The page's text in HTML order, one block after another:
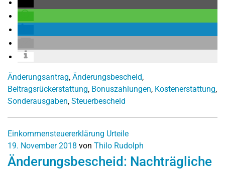
Änderungsantrag, Änderungsbescheid,
Beitragsrückerstattung, Bonuszahlungen, Kostenerstattung,
Sonderausgaben, Steuerbescheid
Einkommensteuererklärung Urteile
19. November 2018 von Thilo Rudolph
Änderungsbescheid: Nachträgliche